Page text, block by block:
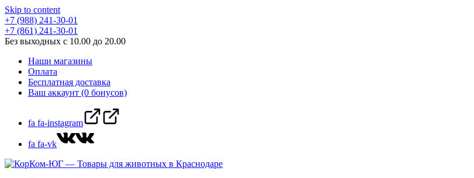
Skip to content
+7 (988) 241-30-01
+7 (861) 241-30-01
Без выходных с 10.00 до 20.00
Наши магазины
Оплата
Бесплатная доставка
Ваш аккаунт (0 бонусов)
fa fa-instagram
fa fa-vk